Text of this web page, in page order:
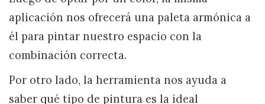
aplicación nos ofrecerá una paleta armónica a
él para pintar nuestro espacio con la
combinación correcta.
Por otro lado, la herramienta nos ayuda a
saber qué tipo de pintura es la ideal